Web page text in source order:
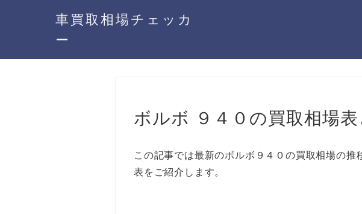
車買取相場チェッカ
ー
ボルボ ９４０の買取相場
この記事では最新のボルボ９４０の買取相場の推
表をご紹介します。